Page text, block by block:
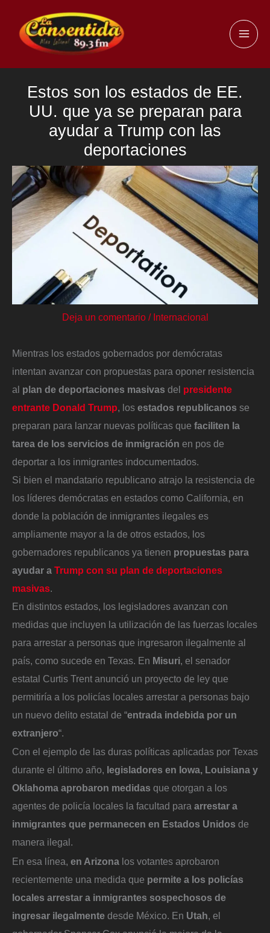
contenido
Estos son los estados de EE.
UU. que ya se preparan para
ayudar a Trump con las
deportaciones
Deja un comentario / Internacional
Mientras los estados gobernados por demócratas
intentan avanzar con propuestas para oponer resistencia
al plan de deportaciones masivas del presidente
entrante Donald Trump, los estados republicanos se
preparan para lanzar nuevas políticas que faciliten la
tarea de los servicios de inmigración en pos de
deportar a los inmigrantes indocumentados.
Si bien el mandatario republicano atrajo la resistencia de
los líderes demócratas en estados como California, en
donde la población de inmigrantes ilegales es
ampliamente mayor a la de otros estados, los
gobernadores republicanos ya tienen propuestas para
ayudar a Trump con su plan de deportaciones
masivas.
En distintos estados, los legisladores avanzan con
medidas que incluyen la utilización de las fuerzas locales
para arrestar a personas que ingresaron ilegalmente al
país, como sucede en Texas. En Misuri, el senador
estatal Curtis Trent anunció un proyecto de ley que
permitiría a los policías locales arrestar a personas bajo
un nuevo delito estatal de “entrada indebida por un
extranjero“.
Con el ejemplo de las duras políticas aplicadas por Texas
durante el último año, legisladores en Iowa, Louisiana y
Oklahoma aprobaron medidas que otorgan a los
agentes de policía locales la facultad para arrestar a
inmigrantes que permanecen en Estados Unidos de
manera ilegal.
En esa línea, en Arizona los votantes aprobaron
recientemente una medida que permite a los policías
locales arrestar a inmigrantes sospechosos de
ingresar ilegalmente desde México. En Utah, el